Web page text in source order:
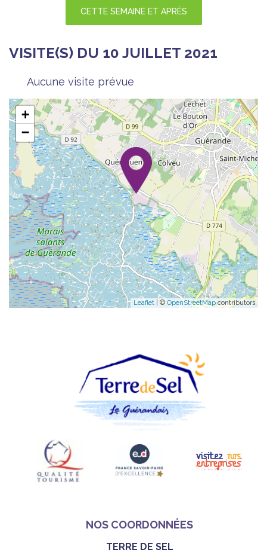
CETTE SEMAINE ET APRÈS
VISITE(S) DU 10 JUILLET 2021
Aucune visite prévue
+
−
Leaflet | © OpenStreetMapcontributors
NOS COORDONNÉES
TERRE DE SEL